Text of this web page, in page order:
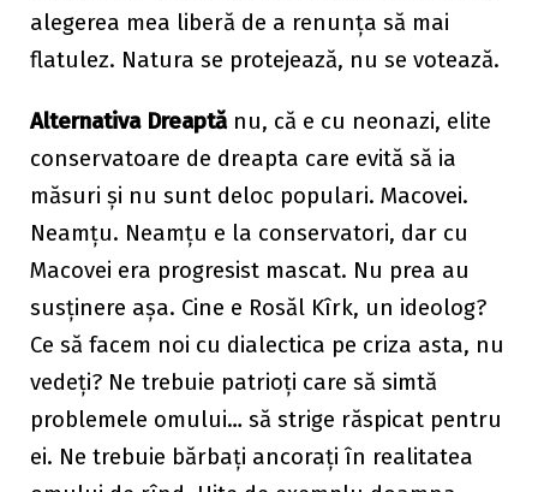
alegerea mea liberă de a renunța să mai
flatulez. Natura se protejează, nu se votează.
Alternativa Dreaptănu, că e cu neonazi, elite
conservatoare de dreapta care evită să ia
măsuri și nu sunt deloc populari. Macovei.
Neamțu. Neamțu e la conservatori, dar cu
Macovei era progresist mascat. Nu prea au
susținere așa. Cine e Rosăl Kîrk, un ideolog?
Ce să facem noi cu dialectica pe criza asta, nu
vedeți? Ne trebuie patrioți care să simtă
problemele omului… să strige răspicat pentru
ei. Ne trebuie bărbați ancorați în realitatea